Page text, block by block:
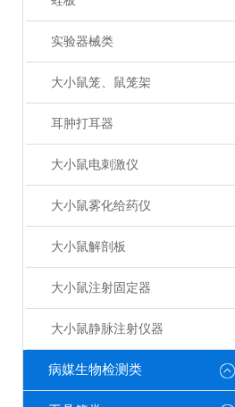
实验器械类
大小鼠笼、鼠笼架
耳肿打耳器
大小鼠电刺激仪
大小鼠雾化给药仪
大小鼠解剖板
大小鼠注射固定器
大小鼠静脉注射仪器
病媒生物检测类